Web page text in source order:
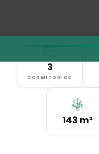
3
DORMITORIOS
143 m²